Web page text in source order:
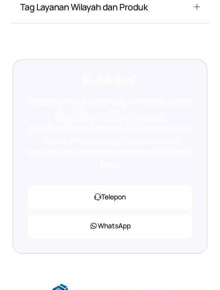
Tag Layanan Wilayah dan Produk
Telepon
WhatsApp